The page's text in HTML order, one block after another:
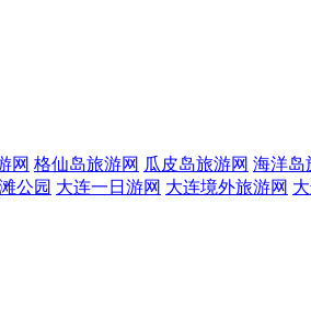
网 格仙岛旅游网 瓜皮岛旅游网 海洋岛
公园 大连一日游网 大连境外旅游网